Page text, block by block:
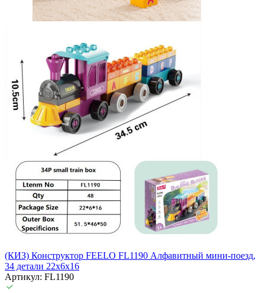
(КИЗ) Конструктор FEELO FL1190 Алфавитный мини-поезд,
34 детали 22x6x16
Артикул: FL1190